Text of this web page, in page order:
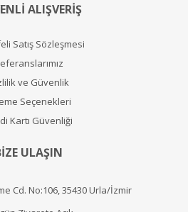
ALIŞVERİŞ
Satış Sözleşmesi
ve Güvenlik
Seçenekleri
Kartı Güvenliği
ULAŞIN
Cd. No:106, 35430 Urla/İzmir